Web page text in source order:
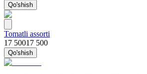
Qo'shish
Tomatli assorti
17 50017 500
Qo'shish